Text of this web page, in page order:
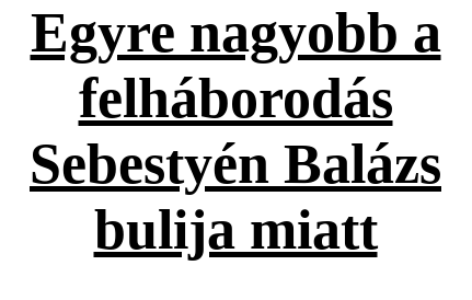
Egyre nagyobb a
felháborodás
Sebestyén Balázs
bulija miatt